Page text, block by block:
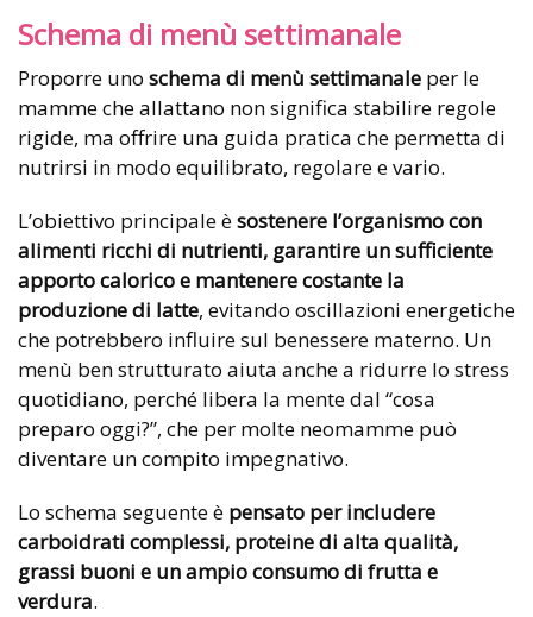
Schema di menù settimanale
Proporre uno schema di menù settimanale per le
mamme che allattano non significa stabilire regole
rigide, ma offrire una guida pratica che permetta di
nutrirsi in modo equilibrato, regolare e vario.
L’obiettivo principale èsostenere l’organismo con
alimenti ricchi di nutrienti, garantire un sufficiente
apporto calorico e mantenere costante la
produzione di latte, evitando oscillazioni energetiche
che potrebbero influire sul benessere materno. Un
menù ben strutturato aiuta anche a ridurre lo stress
quotidiano, perché libera la mente dal “cosa
preparo oggi?”, che per molte neomamme può
diventare un compito impegnativo.
Lo schema seguente è pensato per includere
carboidrati complessi, proteine di alta qualità,
grassi buoni e un ampio consumo di frutta e
verdura.